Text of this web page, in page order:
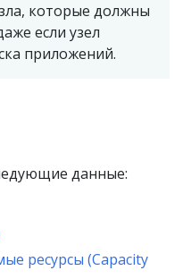
которые должны
если узел
приложений.
данные:
ресурсы (Capacity